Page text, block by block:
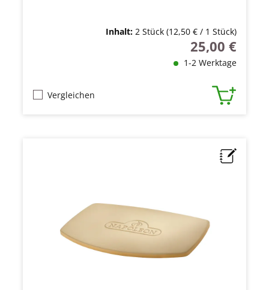
Inhalt: 2 Stück (12,50 € / 1 Stück)
Regulärer Preis:
25,00 €
1-2 Werktage
Vergleichen